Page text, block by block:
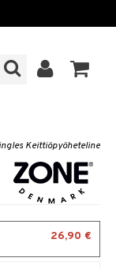
Keittiöpyöheteline
26,90 €